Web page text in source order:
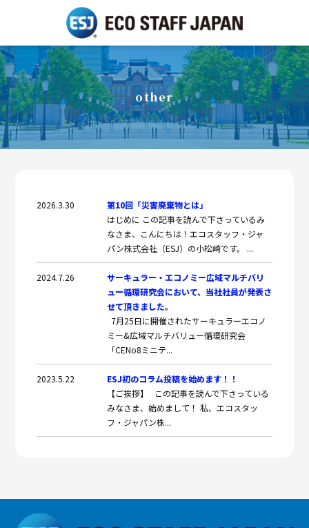
other
2026.3.30
第10回「災害廃棄物とは」
はじめに この記事を読んで下さっているみ
なさま、こんにちは！エコスタッフ・ジャ
パン株式会社（ESJ）の小松崎です。 ...
2024.7.26
サーキュラー・エコノミー広域マルチバリ
ュー循環研究会において、当社社員が発表さ
せて頂きました。
7月25日に開催されたサーキュラーエコノ
ミー&広域マルチバリュー循環研究会
「CENo8ミニテ...
2023.5.22
ESJ初のコラム投稿を始めます！！
【ご挨拶】 この記事を読んで下さっている
みなさま、始めまして！ 私、エコスタッ
フ・ジャパン株...